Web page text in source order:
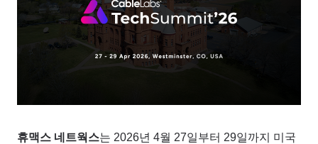
휴맥스 네트웍스는 2026년 4월 27일부터 29일까지 미국